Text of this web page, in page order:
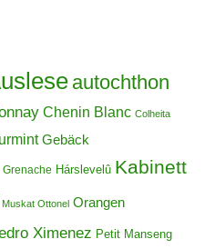
autochthon
Chenin Blanc Colheita
Gebäck
Grenache Hárslevelû Kabinett
Muskat Ottonel Orangen
Ximenez Petit Manseng